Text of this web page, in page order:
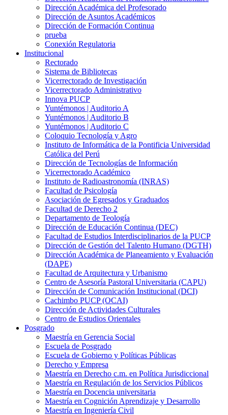
Dirección Académica del Profesorado
Dirección de Asuntos Académicos
Dirección de Formación Continua
prueba
Conexión Regulatoria
Institucional
Rectorado
Sistema de Bibliotecas
Vicerrectorado de Investigación
Vicerrectorado Administrativo
Innova PUCP
Yuntémonos | Auditorio A
Yuntémonos | Auditorio B
Yuntémonos | Auditorio C
Coloquio Tecnología y Agro
Instituto de Informática de la Pontificia Universidad
Católica del Perú
Dirección de Tecnologías de Información
Vicerrectorado Académico
Instituto de Radioastronomía (INRAS)
Facultad de Psicología
Asociación de Egresados y Graduados
Facultad de Derecho 2
Departamento de Teología
Dirección de Educación Continua (DEC)
Facultad de Estudios Interdisciplinarios de la PUCP
Dirección de Gestión del Talento Humano (DGTH)
Dirección Académica de Planeamiento y Evaluación
(DAPE)
Facultad de Arquitectura y Urbanismo
Centro de Asesoría Pastoral Universitaria (CAPU)
Dirección de Comunicación Institucional (DCI)
Cachimbo PUCP (OCAI)
Dirección de Actividades Culturales
Centro de Estudios Orientales
Posgrado
Maestría en Gerencia Social
Escuela de Posgrado
Escuela de Gobierno y Políticas Públicas
Derecho y Empresa
Maestría en Derecho c.m. en Política Jurisdiccional
Maestría en Regulación de los Servicios Públicos
Maestría en Docencia universitaria
Maestría en Cognición Aprendizaje y Desarrollo
Maestría en Ingeniería Civil